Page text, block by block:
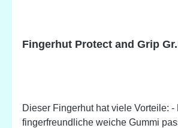
Fingerhut Protect and Grip
Dieser Fingerhut hat viele Vorteile: -
fingerfreundliche weiche Gummi